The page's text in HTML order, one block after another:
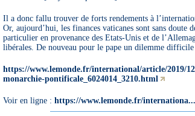
Il a donc fallu trouver de forts rendements à
Or, aujourd’hui, les finances vaticanes sont sans doute
particulier en provenance des Etats-Unis et de
libérales. De nouveau pour le pape un dilemme difficile
https://www.lemonde.fr/international/article/2019/
monarchie-pontificale_6024014_3210.html
Voir en ligne : https://www.lemonde.fr/internationa...